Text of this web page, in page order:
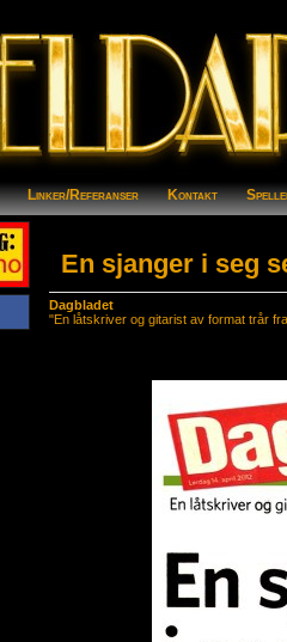
Linker/Referanser Kontakt
En sjanger i seg
Dagbladet
"En låtskriver og gitarist av format trår